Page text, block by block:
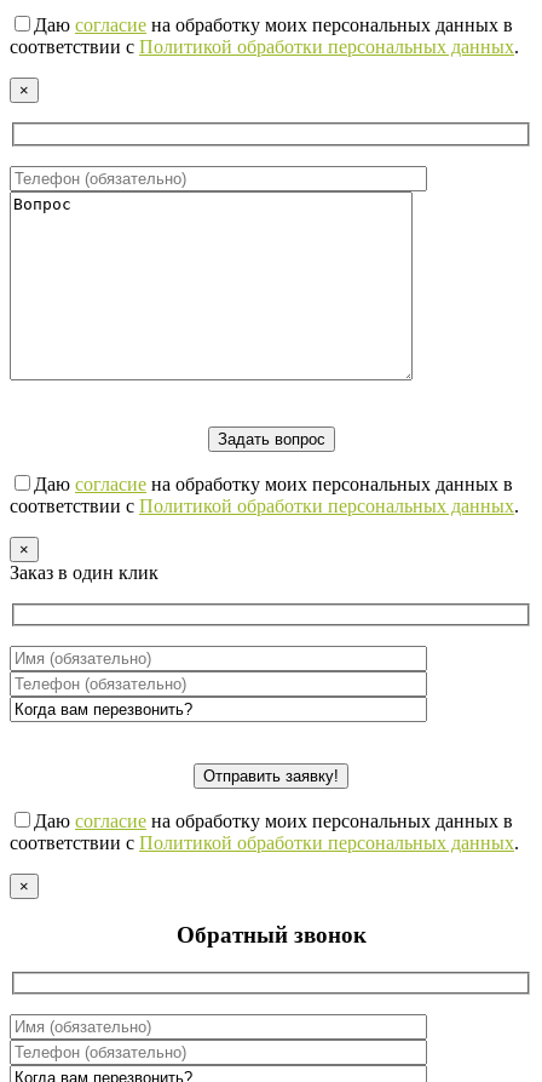
Даю согласие на обработку моих персональных данных в
соответствии с Политикой обработки персональных данных.
×
Даю согласие на обработку моих персональных данных в
соответствии с Политикой обработки персональных данных.
×
Заказ в один клик
Даю согласие на обработку моих персональных данных в
соответствии с Политикой обработки персональных данных.
×
Обратный звонок